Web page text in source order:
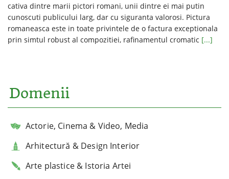
cativa dintre marii pictori romani, unii dintre ei mai putin
cunoscuti publicului larg, dar cu siguranta valorosi. Pictura
romaneasca este in toate privintele de o factura exceptionala
prin simtul robust al compozitiei, rafinamentul cromatic [...]
Domenii
Actorie, Cinema & Video, Media
Arhitectură & Design Interior
Arte plastice & Istoria Artei